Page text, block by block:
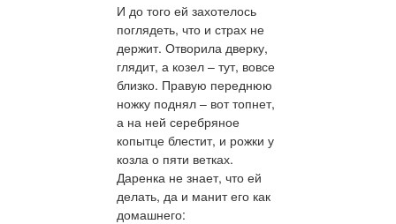
И до того ей захотелось
поглядеть, что и страх не
держит. Отворила дверку,
глядит, а козел – тут, вовсе
близко. Правую переднюю
ножку поднял – вот топнет,
а на ней серебряное
копытце блестит, и рожки у
козла о пяти ветках.
Даренка не знает, что ей
делать, да и манит его как
домашнего: